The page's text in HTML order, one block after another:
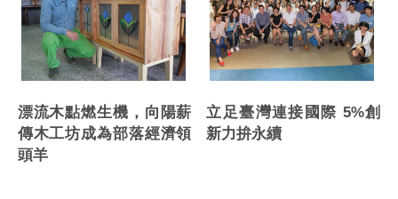
漂流木點燃生機，向陽薪
傳木工坊成為部落經濟領
頭羊
立足臺灣連接國際 5%創
新力拚永續